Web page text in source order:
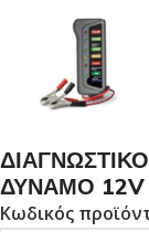
ΔΥΝΑΜΟ 12V
Κωδικός